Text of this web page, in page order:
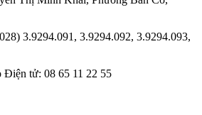
3.9294.091, 3.9294.092, 3.9294.093,
Điện tử: 08 65 11 22 55